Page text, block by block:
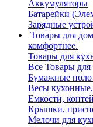
Аккумуляторы
Батарейки
Зарядные
Товары для
комфортнее.
Товары для
Все Товары для
Бумажные
Весы
Емкости,
Крышки,
Мелочи для